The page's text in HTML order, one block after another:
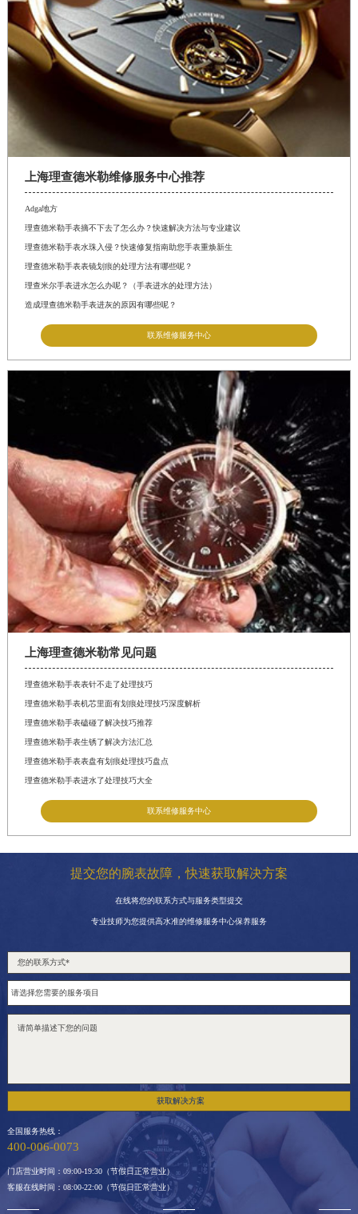
上海理查德米勒维修服务中心推荐
Adga地方
理查德米勒手表摘不下去了怎么办？快速解决方法与专业建议
理查德米勒手表水珠入侵？快速修复指南助您手表重焕新生
理查德米勒手表表镜划痕的处理方法有哪些呢？
理查米尔手表进水怎么办呢？（手表进水的处理方法）
造成理查德米勒手表进灰的原因有哪些呢？
联系维修服务中心
上海理查德米勒常见问题
理查德米勒手表表针不走了处理技巧
理查德米勒手表机芯里面有划痕处理技巧深度解析
理查德米勒手表磕碰了解决技巧推荐
理查德米勒手表生锈了解决方法汇总
理查德米勒手表表盘有划痕处理技巧盘点
理查德米勒手表进水了处理技巧大全
联系维修服务中心
提交您的腕表故障，快速获取解决方案
在线将您的联系方式与服务类型提交
专业技师为您提供高水准的维修服务中心保养服务
获取解决方案
全国服务热线：
400-006-0073
门店营业时间：09:00-19:30（节假日正常营业）
客服在线时间：08:00-22:00（节假日正常营业）